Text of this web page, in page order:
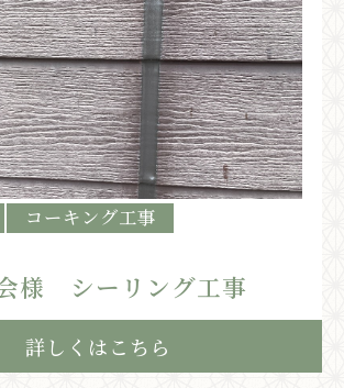
コーキング工事
様 シーリング工事
詳しくはこちら